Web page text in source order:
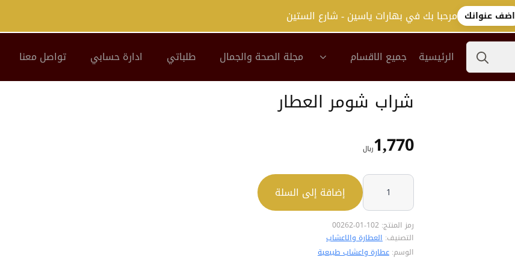
اضف عنوانك مرحبا بك في بهارات ياسين - شارع الستين
Search
الرئيسية جميع الاقسام مجلة الصحة والجمال طلباتي ادارة حسابي تواصل معنا
شراب شومر العطار
1,770﷼
كمية
العطار
إضافة إلى السلة
رمز المنتج: 102-01-00262
التصنيف: العطارة والاعشاب
الوسم: عطارة واعشاب طبيعية